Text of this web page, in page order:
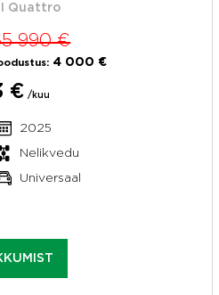
Quattro
990 €
4 000 €
€ /kuu
2025
Nelikvedu
Universaal